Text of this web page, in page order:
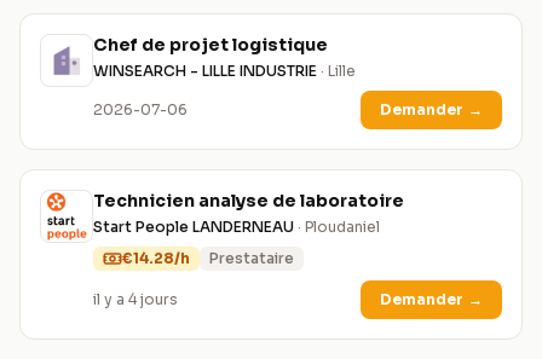
Chef de projet logistique
WINSEARCH - LILLE INDUSTRIE · Lille
2026-07-06 Demander →
Technicien analyse de laboratoire
Start People LANDERNEAU · Ploudaniel
€14.28/h
Prestataire
il y a 4 jours Demander →